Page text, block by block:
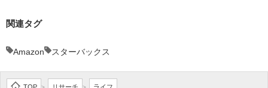
関連タグ
Amazon スターバックス